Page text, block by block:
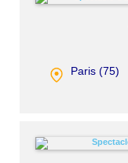
Paris (75)